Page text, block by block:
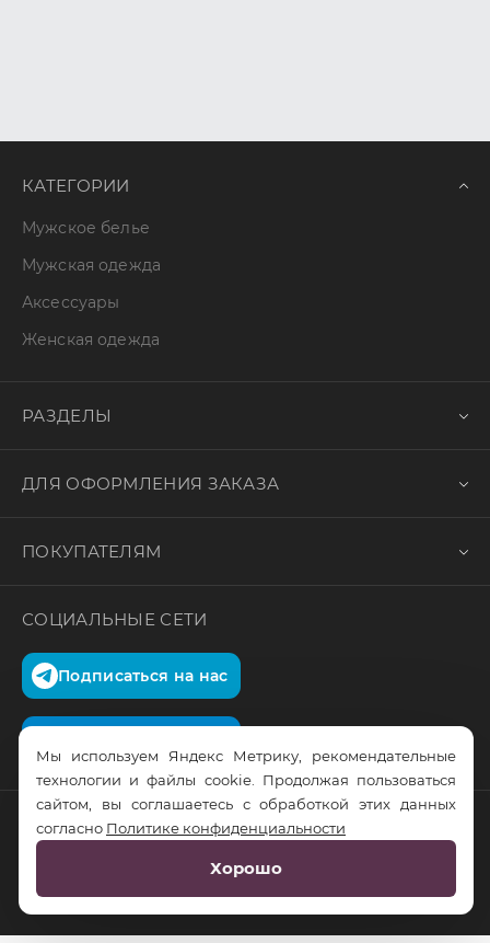
КАТЕГОРИИ
Мужское белье
Мужская одежда
Аксессуары
Женская одежда
РАЗДЕЛЫ
ДЛЯ ОФОРМЛЕНИЯ ЗАКАЗА
ПОКУПАТЕЛЯМ
СОЦИАЛЬНЫЕ СЕТИ
Подписаться на нас
© RusTrus. 2011-2026. Все права защищены
RS Digital
Мы используем Яндекс Метрику, рекомендательные
технологии и файлы cookie. Продолжая пользоваться
сайтом, вы соглашаетесь с обработкой этих данных
согласно Политике конфиденциальности
Хорошо